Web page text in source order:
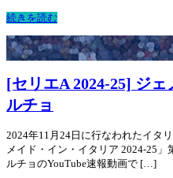
続きを読む
[セリエA 2024-25] ジ
ルチョ
2024年11月24日に行なわれたイタ
メイド・イン・イタリア 2024-25
ルチョのYouTube速報動画で […]